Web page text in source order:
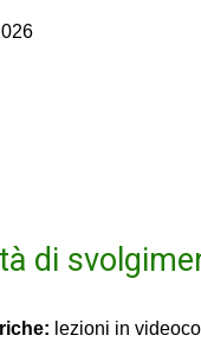
di
lezioni in